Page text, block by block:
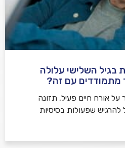
בגיל השלישי עלולה
מתמודדים עם זה?
על אורח חיים פעיל, תזונה
להרגיש שפעולות בסיסיות